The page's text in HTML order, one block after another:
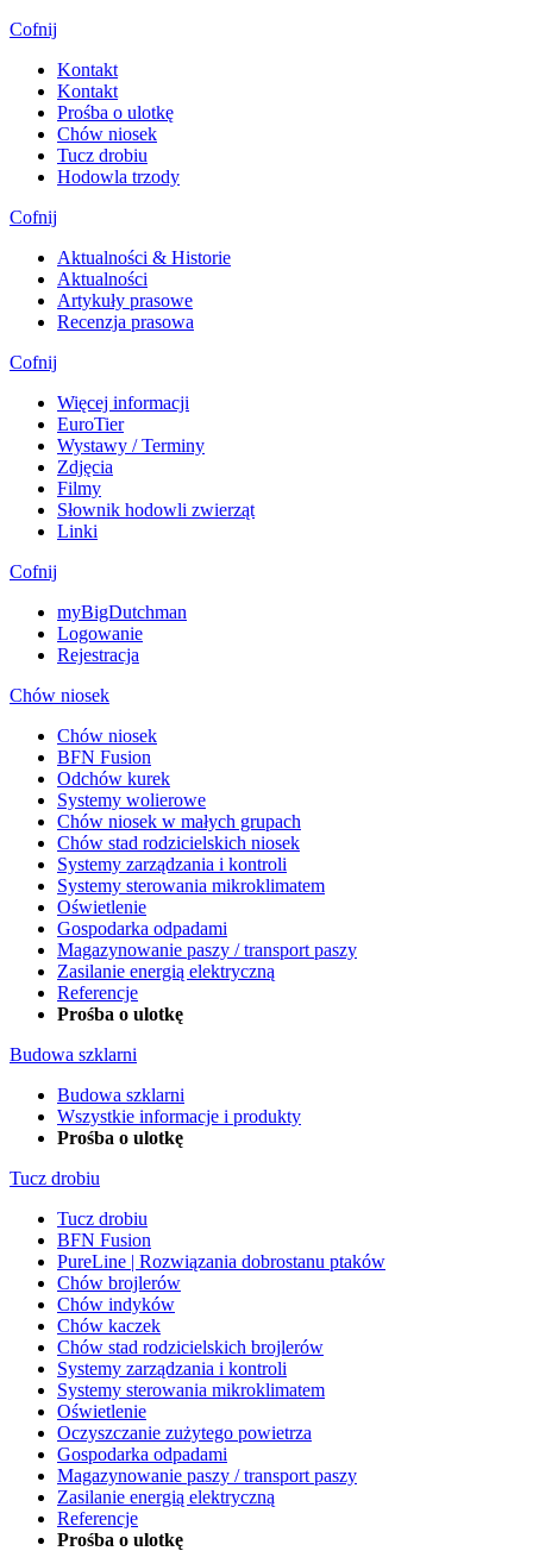
Cofnij
Kontakt
Kontakt
Prośba o ulotkę
Chów niosek
Tucz drobiu
Hodowla trzody
Cofnij
Aktualności & Historie
Aktualności
Artykuły prasowe
Recenzja prasowa
Cofnij
Więcej informacji
EuroTier
Wystawy / Terminy
Zdjęcia
Filmy
Słownik hodowli zwierząt
Linki
Cofnij
myBigDutchman
Logowanie
Rejestracja
Chów niosek
Chów niosek
BFN Fusion
Odchów kurek
Systemy wolierowe
Chów niosek w małych grupach
Chów stad rodzicielskich niosek
Systemy zarządzania i kontroli
Systemy sterowania mikroklimatem
Oświetlenie
Gospodarka odpadami
Magazynowanie paszy / transport paszy
Zasilanie energią elektryczną
Referencje
Prośba o ulotkę
Budowa szklarni
Budowa szklarni
Wszystkie informacje i produkty
Prośba o ulotkę
Tucz drobiu
Tucz drobiu
BFN Fusion
PureLine | Rozwiązania dobrostanu ptaków
Chów brojlerów
Chów indyków
Chów kaczek
Chów stad rodzicielskich brojlerów
Systemy zarządzania i kontroli
Systemy sterowania mikroklimatem
Oświetlenie
Oczyszczanie zużytego powietrza
Gospodarka odpadami
Magazynowanie paszy / transport paszy
Zasilanie energią elektryczną
Referencje
Prośba o ulotkę